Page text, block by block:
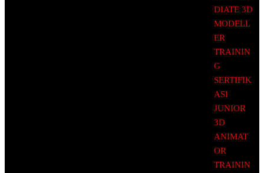
DIATE 3D
MODELL
ER
TRAININ
G
SERTIFIK
ASI
JUNIOR
3D
ANIMAT
OR
TRAININ